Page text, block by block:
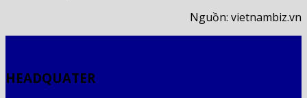
Nguồn: vietnambiz.vn
HEADQUATER